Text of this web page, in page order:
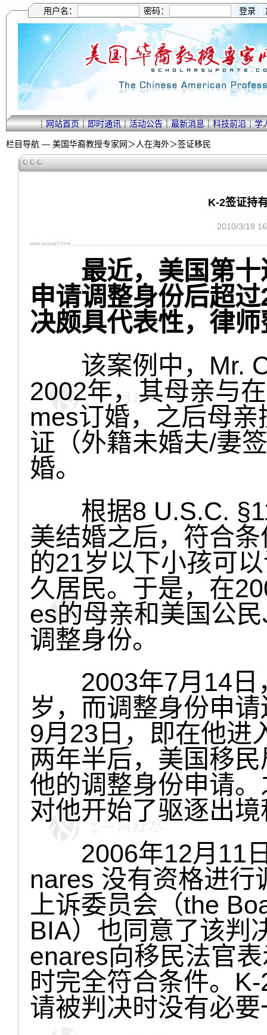
用户名： 密码：
｜网站首页｜即时通讯｜活动公告｜最新消息｜科技前沿｜学
栏目导航 — 美国华裔教授专家网＞人在海外＞签证移民
K-2签证持
2010/3/18
最近，美国第
申请调整身份后超
决颇具代表性，律
该案例中，Mr.
2002年，其母亲与
mes订婚，之后母
证（外籍未婚夫/妻
婚。
根据8 U.S.C.
美结婚之后，符合
的21岁以下小孩可
久居民。于是，在
es的母亲和美国公
调整身份。
2003年7月14日
岁，而调整身份申
9月23日，即在他进
两年半后，美国移
他的调整身份申请
对他开始了驱逐出
2006年12月11日
nares 没有资格进行
上诉委员会（the
BIA）也同意了该判
enares向移民法官
时完全符合条件。
请被判决时没有必